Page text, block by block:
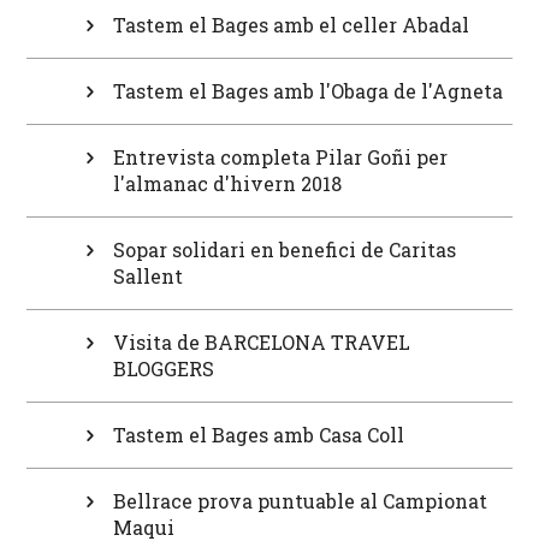
Tastem el Bages amb el celler Abadal
Tastem el Bages amb l'Obaga de l'Agneta
Entrevista completa Pilar Goñi per
l'almanac d'hivern 2018
Sopar solidari en benefici de Caritas
Sallent
Visita de BARCELONA TRAVEL
BLOGGERS
Tastem el Bages amb Casa Coll
Bellrace prova puntuable al Campionat
Maqui